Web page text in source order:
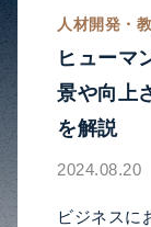
人材開発・
ヒューマ
景や向上
を解説
2024.08.20
ビジネスに